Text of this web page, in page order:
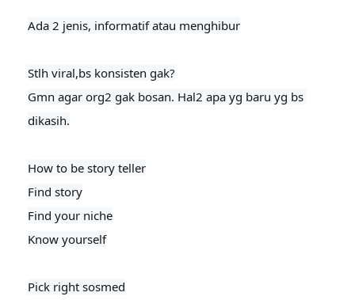
Ada 2 jenis, informatif atau menghibur
Stlh viral,bs konsisten gak?
Gmn agar org2 gak bosan. Hal2 apa yg baru yg bs
dikasih.
How to be story teller
Find story
Find your niche
Know yourself
Pick right sosmed